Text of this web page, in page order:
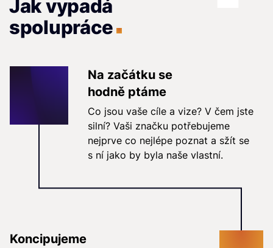
Jak vypadá
spolupráce
Na začátku se
hodně ptáme
Co jsou vaše cíle a vize? V čem jste
silní? Vaši značku potřebujeme
nejprve co nejlépe poznat a sžít se
s ní jako by byla naše vlastní.
Koncipujeme